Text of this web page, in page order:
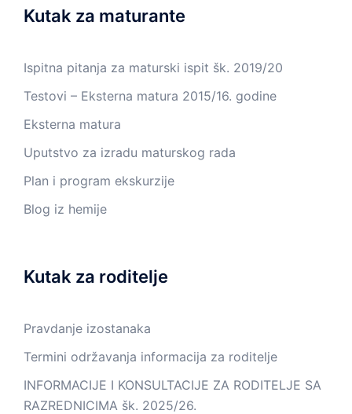
Kutak za maturante
Ispitna pitanja za maturski ispit šk. 2019/20
Testovi – Eksterna matura 2015/16. godine
Eksterna matura
Uputstvo za izradu maturskog rada
Plan i program ekskurzije
Blog iz hemije
Kutak za roditelje
Pravdanje izostanaka
Termini održavanja informacija za roditelje
INFORMACIJE I KONSULTACIJE ZA RODITELJE SA
RAZREDNICIMA šk. 2025/26.